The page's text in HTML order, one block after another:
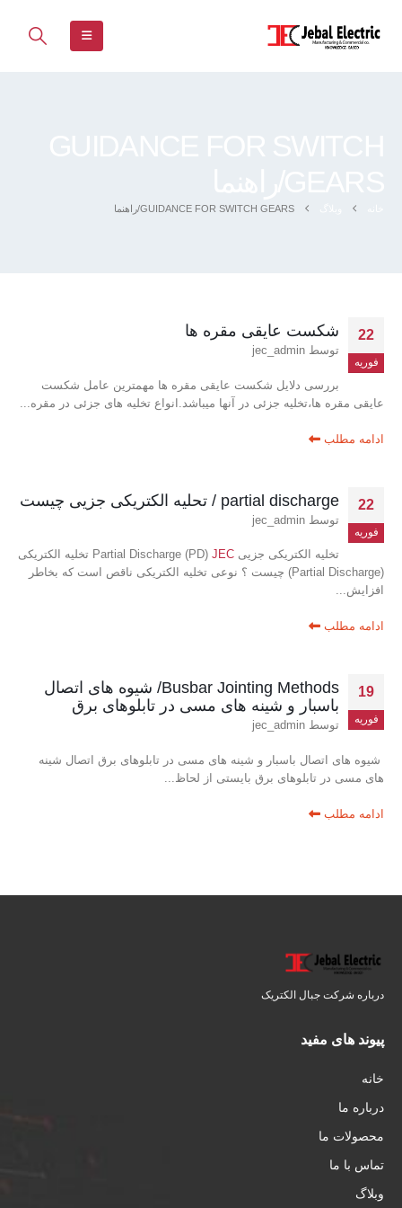
GUIDANCE FOR SWITCH GEARS/راهنما
22
فوریه
شکست عایقی مقره ها
توسط jec_admin
بررسی دلایل شکست عایقی مقره ها مهمترین عامل شکست
عایقی مقره ها،تخلیه جزئی در آنها میباشد.انواع تخلیه های جزئی در مقره...
ادامه مطلب
22
فوریه
partial discharge / تحلیه الکتریکی جزیی چیست
توسط jec_admin
تخلیه الکتریکی جزیی Partial Discharge (PD) JEC
تخلیه الکتریکی
(Partial Discharge) چیست ؟ نوعی تخلیه الکتریکی ناقص است که بخاطر
افزایش...
ادامه مطلب
19
فوریه
Busbar Jointing Methods/ شیوه های اتصال
باسبار و شینه های مسی در تابلوهای برق
توسط jec_admin
شیوه های اتصال باسبار و شینه های مسی در تابلوهای برق اتصال شینه
های مسی در تابلوهای برق بایستی از لحاظ...
ادامه مطلب
درباره شرکت جبال الکتریک
پیوند های مفید
خانه
درباره ما
محصولات ما
تماس با ما
وبلاگ